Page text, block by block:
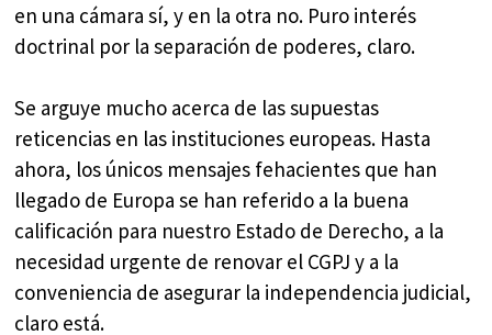
en una cámara sí, y en la otra no. Puro interés
doctrinal por la separación de poderes, claro.
Se arguye mucho acerca de las supuestas
reticencias en las instituciones europeas. Hasta
ahora, los únicos mensajes fehacientes que han
llegado de Europa se han referido a la buena
calificación para nuestro Estado de Derecho, a la
necesidad urgente de renovar el CGPJ y a la
conveniencia de asegurar la independencia judicial,
claro está.